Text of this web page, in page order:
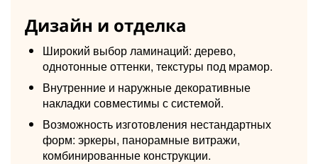
Дизайн и отделка
Широкий выбор ламинаций: дерево,
однотонные оттенки, текстуры под мрамор.
Внутренние и наружные декоративные
накладки совместимы с системой.
Возможность изготовления нестандартных
форм: эркеры, панорамные витражи,
комбинированные конструкции.